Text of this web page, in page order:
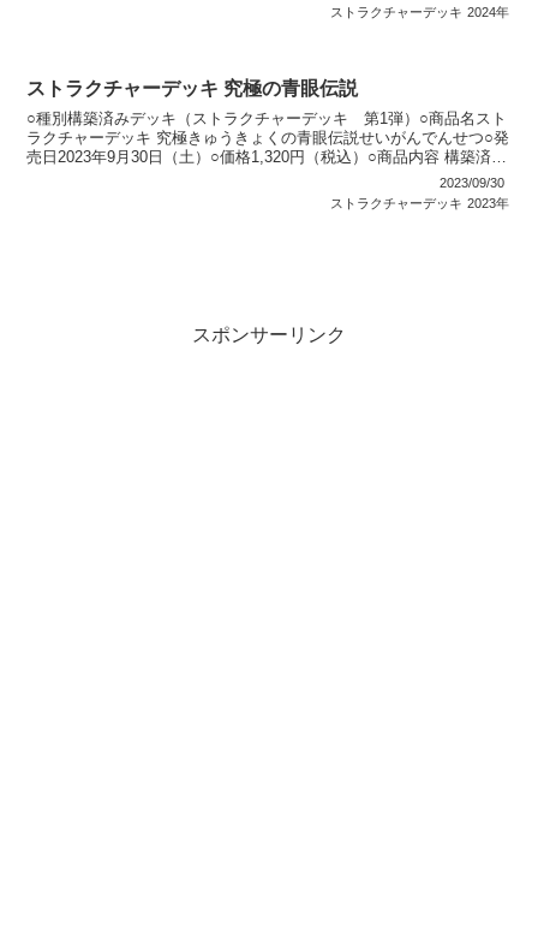
ストラクチャーデッキ 2024年
ストラクチャーデッキ 究極の青眼伝説
○種別構築済みデッキ（ストラクチャーデッキ 第1弾）○商品名スト
ラクチャーデッキ 究極きゅうきょくの青眼伝説せいがんでんせつ○発
売日2023年9月30日（土）○価格1,320円（税込）○商品内容 構築済み
2023/09/30
ストラクチャーデッキ 2023年
スポンサーリンク